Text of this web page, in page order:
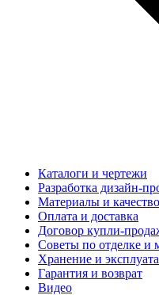
Каталоги и чертежи
Разработка дизайн-
Материалы и
Оплата и доставка
Договор купли-
Советы по отделке и
Хранение и
Гарантия и возврат
Видео